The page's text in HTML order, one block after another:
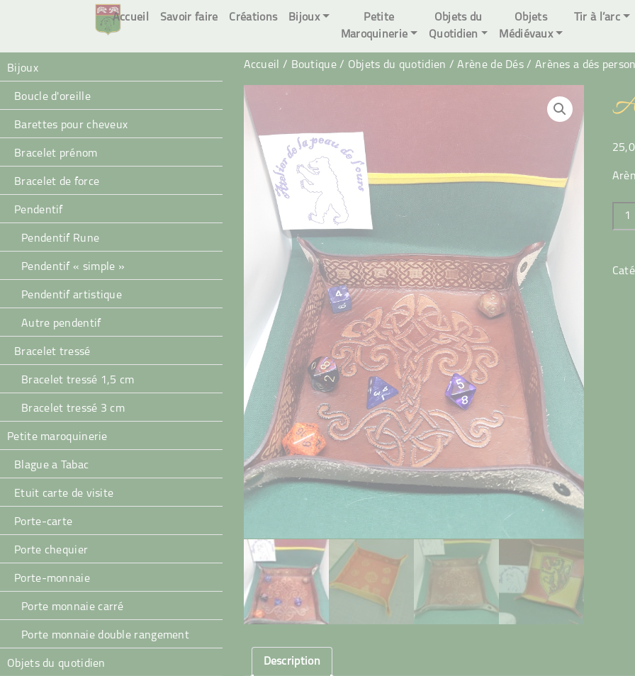
Accueil Savoir faire Créations Bijoux
Petite
Maroquinerie
Objets du
Quotidien
Objets
Médiévaux
Tir à l’arc
Bijoux
Boucle d'oreille
Barettes pour cheveux
Bracelet prénom
Bracelet de force
Pendentif
Pendentif Rune
Pendentif « simple »
Pendentif artistique
Autre pendentif
Bracelet tressé
Bracelet tressé 1,5 cm
Bracelet tressé 3 cm
Petite maroquinerie
Blague a Tabac
Etuit carte de visite
Porte-carte
Porte chequier
Porte-monnaie
Porte monnaie carré
Porte monnaie double rangement
Objets du quotidien
Accueil / Boutique/ Objets du quotidien /Arène de Dés / Arènes a dés
de
dés
Description